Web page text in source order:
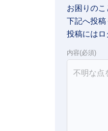
お困りの
下記へ投稿
投稿にはロ
内容(必須)